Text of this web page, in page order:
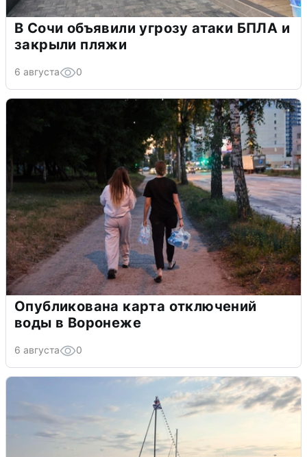
В Сочи объявили угрозу атаки БПЛА и
закрыли пляжи
6 августа 0
Опубликована карта отключений
воды в Воронеже
6 августа 0